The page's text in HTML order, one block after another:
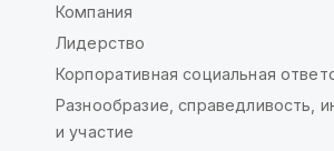
Компания
Лидерство
Корпоративная социальная
Разнообразие, справедливость,
и участие